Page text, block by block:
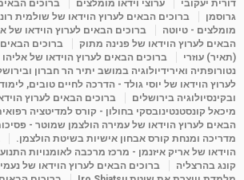
מאת admin 11 שנים 3,644 צפיות
פנינה מתוק - מרכז "נתיב הלב" בהרצליה-
מדיטציה-התחדשות
Shahar-vod
דורית יעקובי
ערוצי וידאו מומלצים
ברוכים
גרוסמן
ברוכים הבאים לערוץ הוידאו של שולמית
מומלצים - טיוטה
ברוכים הבאים לערוץ הוידאו
הבאים לערוץ הוידאו של פנינה מתוק
ברוכים הבאים
(תאיר) עוזרי
ברוכים הבאים לערוץ הוידאו של
נטורופתיה ואירידיולוגיה במושב יתיר הר חברון
לערוץ הוידאו של יוסי גולד - הדרכה לחיים טובים,
ובקינסיולוגיה בירושלים
ברוכים הבאים לערוץ
מיכאל קונסטנטינובסקי בחולון - קורס למדיטציה רפואית
הבאים לערוץ הוידאו של עמירה הולצמן שמוטר -
מדריכה ומנחת קורס אבחון אישיות בשיטת הולצמן.
הוידאו של אריק איזנמן - מרכז מרכבה לאומנויות
קונג בהרצליה
ברוכים הבאים לערוץ הוידאו של